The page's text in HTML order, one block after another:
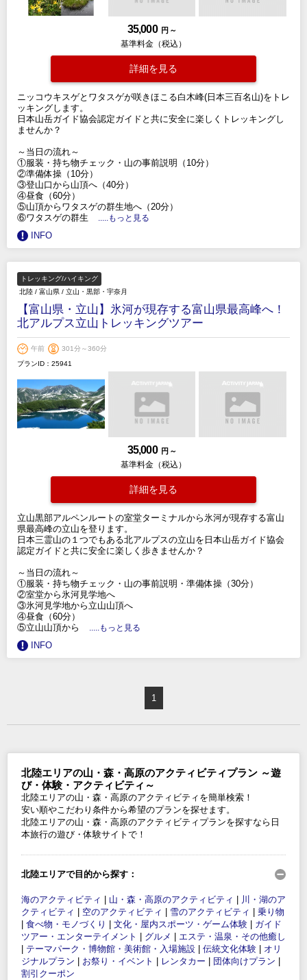
35,000 円 ～
基準料金（税込）
詳細を見る
ニッコウキスゲとワタスゲが咲きほこる白木峰(日本三百名山)をトレ
ッキングします。
日本山岳ガイド協会認定ガイドと共に安全に楽しくトレッキングし
ませんか？
～当日の流れ～
①服装・持ち物チェック・山の事前説明（10分）
②準備体操（10分）
③登山口から山頂へ（40分）
④昼食（60分）
⑤山頂からワタスゲの群生地へ（20分）
⑥ワタスゲの群生
.....もっと見る
INFO
トレッキング/ハイキング
北陸 / 富山県 / 立山・黒部・宇奈月
【富山県・立山】氷河が現存する富山県最高峰へ！
北アルプス立山トレッキングツアー
午前
301分～360分
プランID：25941
35,000 円 ～
基準料金（税込）
詳細を見る
立山黒部アルペンルートの室堂ターミナルから氷河が現存する富山
県最高峰の立山を登ります。
日本三霊山の１つでもある北アルプスの立山を日本山岳ガイド協会
認定ガイドと共に安全に楽しく歩きませんか？
～当日の流れ～
①服装・持ち物チェック・山の事前説明・準備体操（30分）
②室堂から氷河見学地へ
③氷河見学地から立山山頂へ
④昼食（60分）
⑤立山山頂から
.....もっと見る
INFO
1
北陸エリアの山・森・高原のアクティビティプラン ～遊
び・体験・アクティビティ～
北陸エリアの山・森・高原のアクティビティを簡単検索！
安い順やこだわり条件から希望のプランを探せます。
北陸エリアの山・森・高原のアクティビティプランを探すなら日
本旅行の遊び・体験サイトで！
北陸エリアで目的から探す：
海のアクティビティ 山・森・高原のアクティビティ
川・湖のア
クティビティ
空のアクティビティ 雪のアクティビティ
乗り物
食べ物・モノづくり 文化・屋内スポーツ・ゲーム体験
ガイド
ツアー・エンターテイメント
グルメ
エステ・温泉・その他癒し
テーマパーク・博物館・美術館・入場施設 伝統文化体験
オリ
ジナルプラン
お祭り・イベント レンタカー 団体向けプラン
割引クーポン